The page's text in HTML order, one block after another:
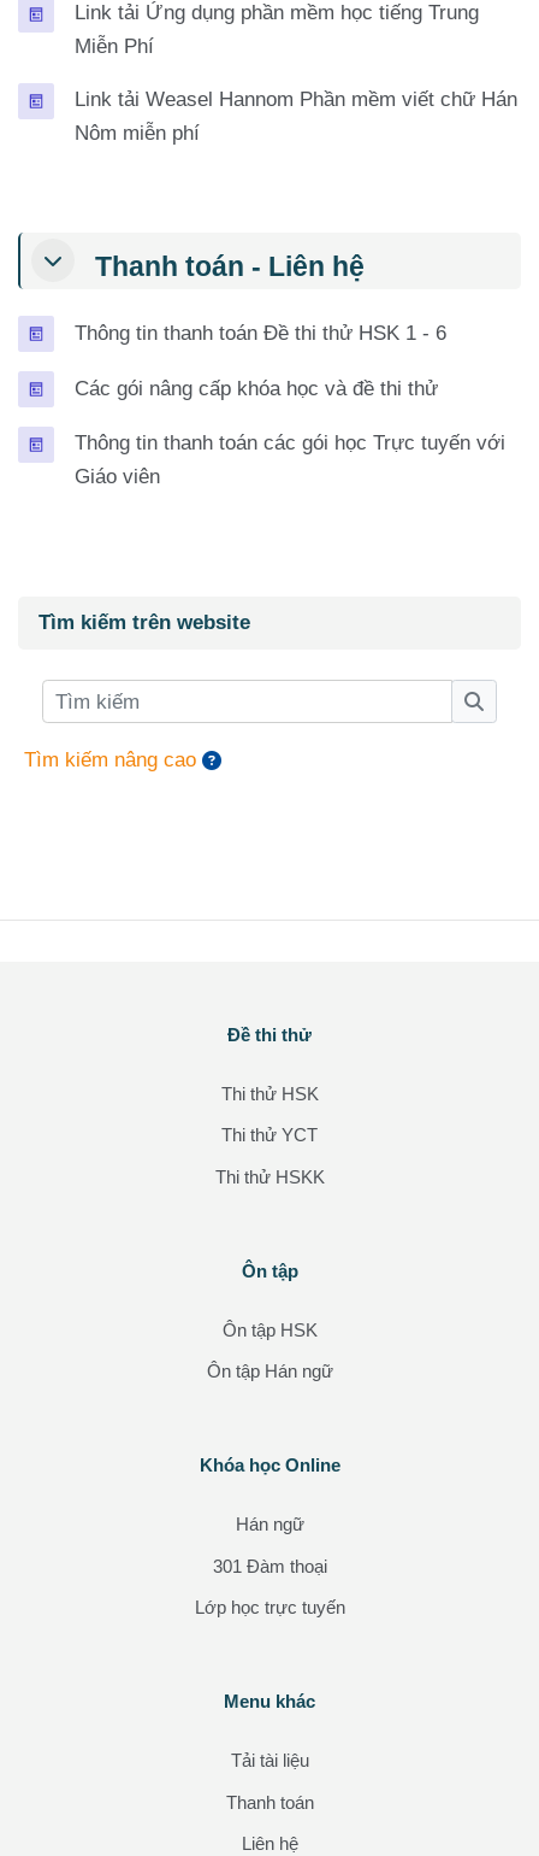
Link tải Ứng dụng phần mềm học tiếng Trung
Miễn PhíTrang
Link tải Weasel Hannom Phần mềm viết chữ Hán
Nôm miễn phíTrang
Thanh toán - Liên hệ
Thông tin thanh toán Đề thi thử HSK 1 - 6Trang
Các gói nâng cấp khóa học và đề thi thửTrang
Thông tin thanh toán các gói học Trực tuyến với
Giáo viênTrang
Các khối
Bỏ qua Tìm kiếm trên website
Tìm kiếm trên website
Tìm kiếm
Tìm kiếm nâng cao
Đề thi thử
Thi thử HSK
Thi thử YCT
Thi thử HSKK
Ôn tập
Ôn tập HSK
Ôn tập Hán ngữ
Bỏ qua Khóa học OnlineKhóa học Online
Hán ngữ
301 Đàm thoại
Lớp học trực tuyến
Menu khác
Tải tài liệu
Thanh toán
Liên hệ